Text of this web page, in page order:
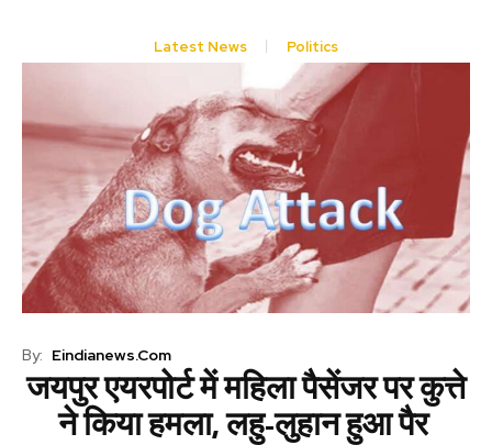
Latest News Politics
By: Eindianews.com
जयपुर एयरपोर्ट में महिला पैसेंजर पर कुत्ते
ने किया हमला, लहु-लुहान हुआ पैर